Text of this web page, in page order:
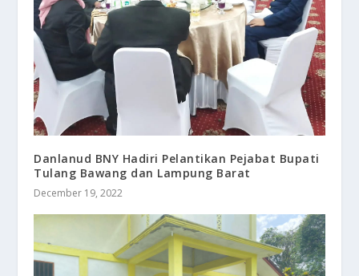
Danlanud BNY Hadiri Pelantikan Pejabat Bupati
Tulang Bawang dan Lampung Barat
December 19, 2022